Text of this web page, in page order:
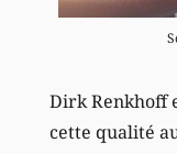
Dirk Renkhoff
cette qualité